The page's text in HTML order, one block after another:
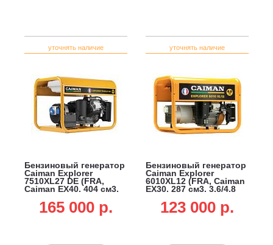
уточнять наличие
Бензиновый генератор
Caiman Explorer
7510XL27 DE (FRA,
Caiman EX40, 404 см3,
электростарт, 83.5 кг)
165 000 p.
уточнять наличие
Бензиновый генератор
Caiman Explorer
6010XL12 (FRA, Caiman
EX30, 287 см3, 3.6/4.8
123 000 p.